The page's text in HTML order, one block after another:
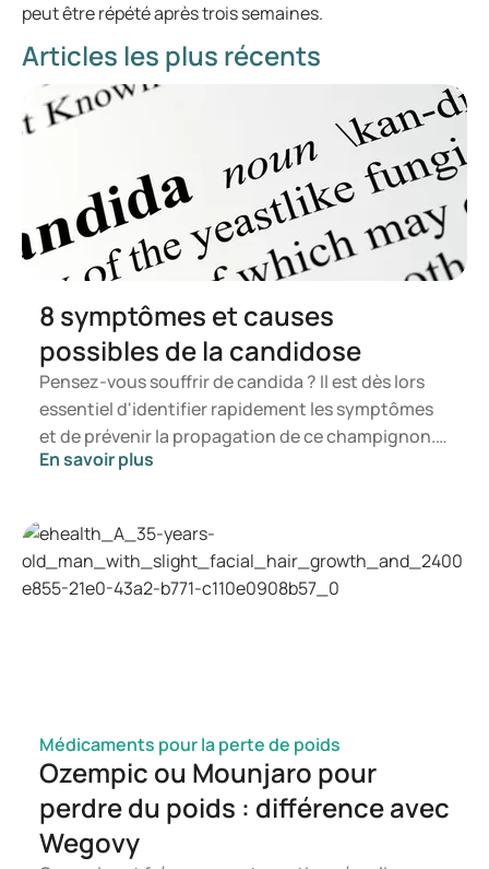
peut être répété après trois semaines.
Articles les plus récents
8 symptômes et causes
possibles de la candidose
Pensez-vous souffrir de candida ? Il est dès lors
essentiel d'identifier rapidement les symptômes
et de prévenir la propagation de ce champignon.
Dans cet article, vous découvrirez ce qu'est le
développement d'une infection à candida. Vous
saurez ainsi à quel moment il est opportun de
consulter un professionnel de la santé.
En savoir plus
Médicaments pour la perte de poids
Ozempic ou Mounjaro pour
perdre du poids : différence avec
Wegovy